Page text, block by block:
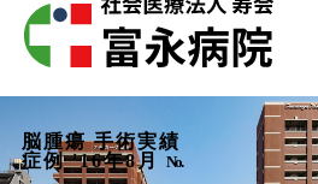
脳腫瘍 手術実績
症例 '16年8月
No.